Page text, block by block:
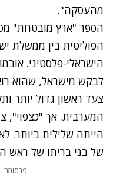
מהעסקה".
הספר "ארץ מובטחת"
הפוליטית בין ממשלת
הישראלי-פלסטיני.
לבקש מישראל, שהוא
צעד ראשון גדול יותר
המערבית. אך "כצפוי",
הייתה שלילית ביותר.
של בני בריתו של ראש
פרסומת